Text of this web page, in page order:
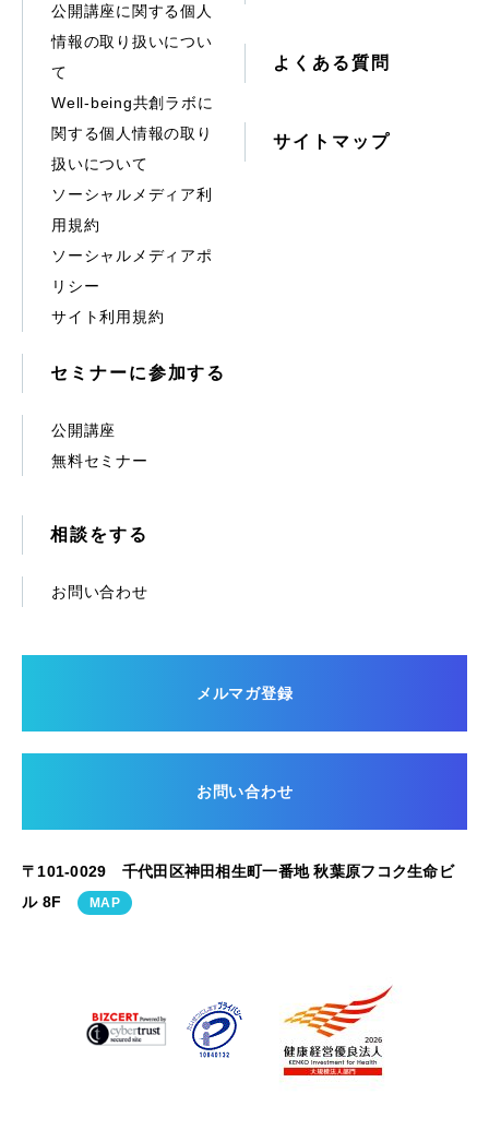
公開講座に関する個人
情報の取り扱いについ
て
Well-being共創ラボに
関する個人情報の取り
扱いについて
ソーシャルメディア利
用規約
ソーシャルメディアポ
リシー
サイト利用規約
よくある質問
サイトマップ
セミナーに参加する
公開講座
無料セミナー
相談をする
お問い合わせ
メルマガ登録
お問い合わせ
〒101-0029 千代田区神田相生町一番地 秋葉原フコク生命ビ
ル 8F
MAP